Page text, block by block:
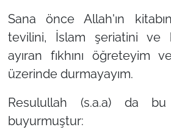
Sana önce Allah'ın
tevilini, İslam şeriatini ve
ayıran fıkhını öğreteyim
üzerinde durmayayım.
Resulullah (s.a.a) da
buyurmuştur: